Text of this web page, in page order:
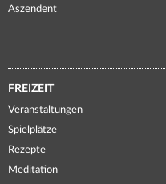
Aszendent
FREIZEIT
Veranstaltungen
Spielplätze
Rezepte
Meditation